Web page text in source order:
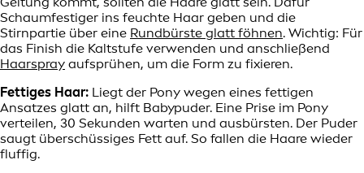
Schaumfestiger ins feuchte Haar geben und die
Stirnpartie über eine Rundbürste glatt föhnen. Wichtig: Für
das Finish die Kaltstufe verwenden und anschließend
Haarspray aufsprühen, um die Form zu fixieren.
Fettiges Haar: Liegt der Pony wegen eines fettigen
Ansatzes glatt an, hilft Babypuder. Eine Prise im Pony
verteilen, 30 Sekunden warten und ausbürsten. Der Puder
saugt überschüssiges Fett auf. So fallen die Haare wieder
fluffig.